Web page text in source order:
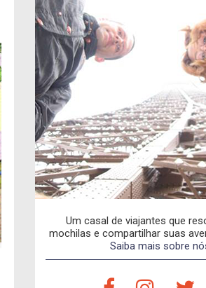
Um casal de viajantes que
mochilas e compartilhar suas
Saiba mais sobre